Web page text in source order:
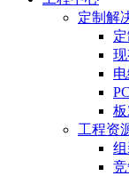
定制解
工程资